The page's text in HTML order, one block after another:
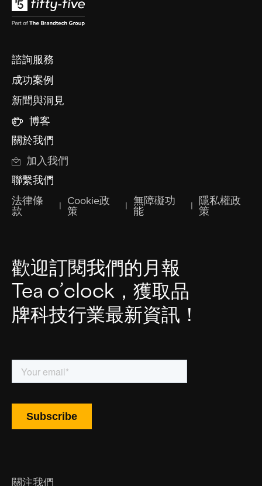
諮詢服務
成功案例
新聞與洞見
博客
關於我們
加入我們
聯繫我們
法律條
款
Cookie政
策
無障礙功
能
隱私權政
策
歡迎訂閱我們的月報
Tea o’clock，獲取品
牌科技行業最新資訊！
關注我們